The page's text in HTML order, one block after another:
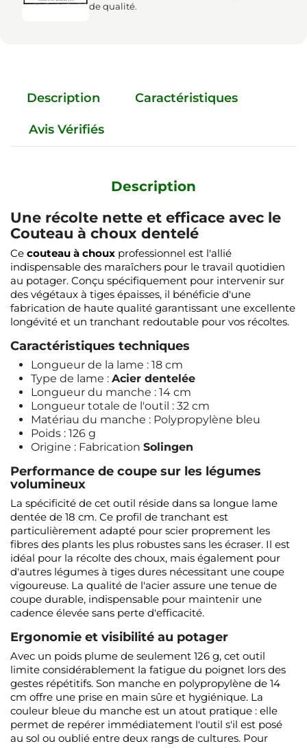
de qualité.
Description Caractéristiques
Avis Vérifiés
Description
Une récolte nette et efficace avec le
Couteau à choux dentelé
Ce couteau à choux professionnel est l'allié
indispensable des maraîchers pour le travail quotidien
au potager. Conçu spécifiquement pour intervenir sur
des végétaux à tiges épaisses, il bénéficie d'une
fabrication de haute qualité garantissant une excellente
longévité et un tranchant redoutable pour vos récoltes.
Caractéristiques techniques
Longueur de la lame : 18 cm
Type de lame : Acier dentelée
Longueur du manche : 14 cm
Longueur totale de l'outil : 32 cm
Matériau du manche : Polypropylène bleu
Poids : 126 g
Origine : Fabrication Solingen
Performance de coupe sur les légumes
volumineux
La spécificité de cet outil réside dans sa longue lame
dentée de 18 cm. Ce profil de tranchant est
particulièrement adapté pour scier proprement les
fibres des plants les plus robustes sans les écraser. Il est
idéal pour la récolte des choux, mais également pour
d'autres légumes à tiges dures nécessitant une coupe
vigoureuse. La qualité de l'acier assure une tenue de
coupe durable, indispensable pour maintenir une
cadence élevée sans perte d'efficacité.
Ergonomie et visibilité au potager
Avec un poids plume de seulement 126 g, cet outil
limite considérablement la fatigue du poignet lors des
gestes répétitifs. Son manche en polypropylène de 14
cm offre une prise en main sûre et hygiénique. La
couleur bleue du manche est un atout pratique : elle
permet de repérer immédiatement l'outil s'il est posé
au sol ou oublié entre deux rangs de cultures. Pour